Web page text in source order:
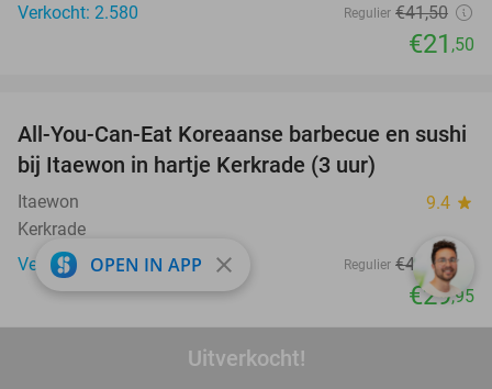
Uitverkocht!
Verkocht: 2.580
Regulier €41,50
€21 ,50
28%
All-You-Can-Eat Koreaanse barbecue en sushi
bij Itaewon in hartje Kerkrade (3 uur)
Itaewon 9.4 star
Kerkrade
Verkocht: 403
Regulier €41 ,40
€29,95
favorite_border
OPEN IN APP close